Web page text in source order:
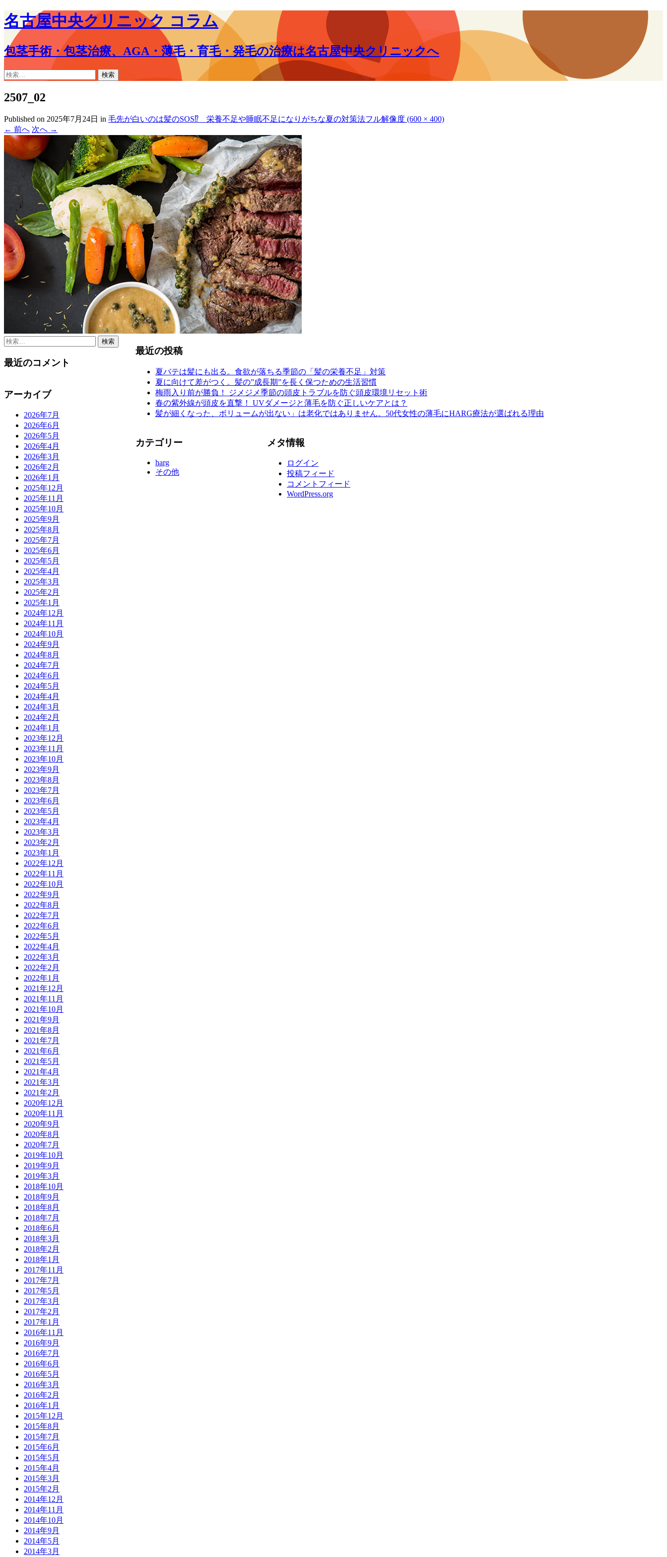
名古屋中央クリニック コラム
包茎手術・包茎治療、AGA・薄毛・育毛・発毛の治療は名古屋中央クリニックへ
コ
ン
テ
ツ
ス
キ
ッ
検
索:
2507_02
Published on 2025年7月24日 in 毛先が白いのは髪のSOS⁉ 栄養不足や睡眠不足になりがちな夏の対策法フル解像度 (600 × 400)
← 前へ 次へ →
検
最近の投稿
夏バテは髪にも出る。食欲が落ちる季節の「髪の栄養不足」対策
夏に向けて差がつく。髪の”成長期”を長く保つための生活習慣
梅雨入り前が勝負！ ジメジメ季節の頭皮トラブルを防ぐ頭皮環境リセット術
春の紫外線が頭皮を直撃！ UVダメージと薄毛を防ぐ正しいケアとは？
髪が細くなった、ボリュームが出ない」は老化ではありません。50代女性の薄毛にHARG療法が選ばれる理由
最近のコメント
アーカイブ
2026年7月
2026年6月
2026年5月
2026年4月
2026年3月
2026年2月
2026年1月
2025年12月
2025年11月
2025年10月
2025年9月
2025年8月
2025年7月
2025年6月
2025年5月
2025年4月
2025年3月
2025年2月
2025年1月
2024年12月
2024年11月
2024年10月
2024年9月
2024年8月
2024年7月
2024年6月
2024年5月
2024年4月
2024年3月
2024年2月
2024年1月
2023年12月
2023年11月
2023年10月
2023年9月
2023年8月
2023年7月
2023年6月
2023年5月
2023年4月
2023年3月
2023年2月
2023年1月
2022年12月
2022年11月
2022年10月
2022年9月
2022年8月
2022年7月
2022年6月
2022年5月
2022年4月
2022年3月
2022年2月
2022年1月
2021年12月
2021年11月
2021年10月
2021年9月
2021年8月
2021年7月
2021年6月
2021年5月
2021年4月
2021年3月
2021年2月
2020年12月
2020年11月
2020年9月
2020年8月
2020年7月
2019年10月
2019年9月
2019年3月
2018年10月
2018年9月
2018年8月
2018年7月
2018年6月
2018年3月
2018年2月
2018年1月
2017年11月
2017年7月
2017年5月
2017年3月
2017年2月
2017年1月
2016年11月
2016年9月
2016年7月
2016年6月
2016年5月
2016年3月
2016年2月
2016年1月
2015年12月
2015年8月
2015年7月
2015年6月
2015年5月
2015年4月
2015年3月
2015年2月
2014年12月
2014年11月
2014年10月
2014年9月
2014年5月
2014年3月
カテゴリー
harg
その他
メタ情報
ログイン
投稿フィード
コメントフィード
WordPress.org